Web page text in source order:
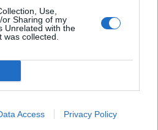
Use,
Sharing of my
Unrelated with the
collected.
Access Privacy Policy
Φιλιππίνες
Σητεία - Η δεύτερη μέσα σε